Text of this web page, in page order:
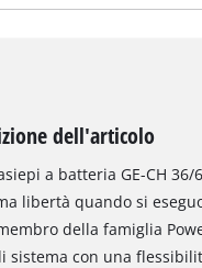
dell'articolo
a batteria GE-CH
libertà quando si
della famiglia
sistema con una